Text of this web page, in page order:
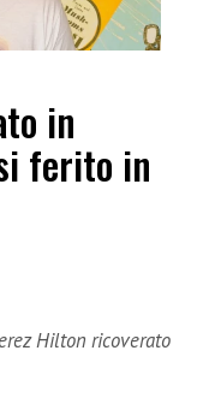
in
ferito in
Hilton ricoverato